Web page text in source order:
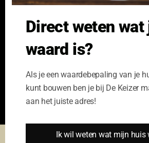
Zuijdplas | De Keizer
Bedrijfsmakelaars
Kennisbank
Direct weten wat
waard is?
Als je een waardebepaling van je
kunt bouwen ben je bij De Keizer
aan het juiste adres!
Ik wil weten wat mijn huis